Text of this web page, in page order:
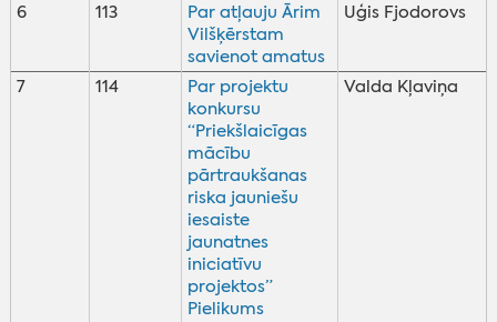
6 113
Par atļauju Ārim
Vilšķērstam
savienot amatus
Uģis Fjodorovs
7 114
Par projektu
konkursu
“Priekšlaicīgas
mācību
pārtraukšanas
riska jauniešu
iesaiste
jaunatnes
iniciatīvu
projektos”
Pielikums
Valda Kļaviņa